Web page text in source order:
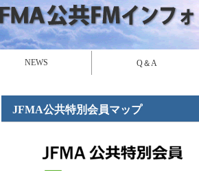
NEWS Q＆A
JFMA公共特別会員マップ